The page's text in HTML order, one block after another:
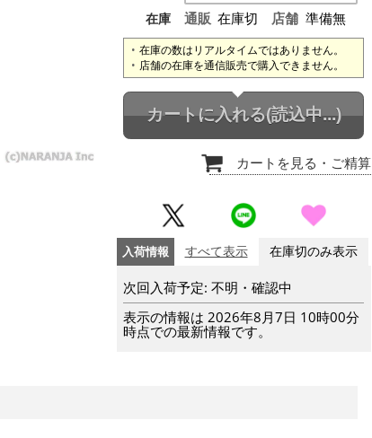
在庫
通販 在庫切 店舗 準備無
在庫の数はリアルタイムではありません。
店舗の在庫を通信販売で購入できません。
カートに入れる(読込中...)
カートを見る ・ご精算
入荷情報 すべて表示 在庫切のみ表示
次回入荷予定: 不明・確認中
表示の情報は 2026年8月7日 10時00分
時点での最新情報です。